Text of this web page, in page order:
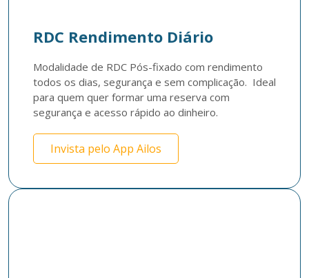
RDC Rendimento Diário
Modalidade de RDC Pós-fixado com rendimento
todos os dias, segurança e sem complicação.  Ideal
para quem quer formar uma reserva com
Invista pelo App Ailos